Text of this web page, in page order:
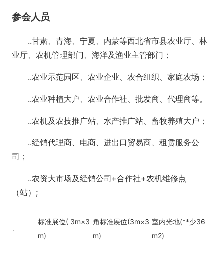
参会人员
..甘肃、青海、宁夏、内蒙等西北省市县农业厅、林
业厅、农机管理部门、海洋及渔业主管部门；
..农业示范园区、农业企业、农合组织、家庭农场；
..农业种植大户、农业合作社、批发商、代理商等。
..农机及农技推广站、水产推广站、畜牧养殖大户；
..经销代理商、电商、进出口贸易商、租赁服务公
司；
..农资大市场及经销公司+合作社+农机维修点
（站）;
.
标准展位( 3m×3
m)
角标准展位(3m×3
m)
室内光地(**少36
m2)